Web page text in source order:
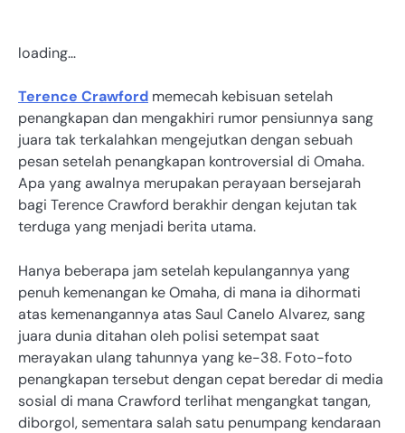
loading…
Terence Crawford memecah kebisuan setelah
penangkapan dan mengakhiri rumor pensiunnya sang
juara tak terkalahkan mengejutkan dengan sebuah
pesan setelah penangkapan kontroversial di Omaha.
Apa yang awalnya merupakan perayaan bersejarah
bagi Terence Crawford berakhir dengan kejutan tak
terduga yang menjadi berita utama.
Hanya beberapa jam setelah kepulangannya yang
penuh kemenangan ke Omaha, di mana ia dihormati
atas kemenangannya atas Saul Canelo Alvarez, sang
juara dunia ditahan oleh polisi setempat saat
merayakan ulang tahunnya yang ke-38. Foto-foto
penangkapan tersebut dengan cepat beredar di media
sosial di mana Crawford terlihat mengangkat tangan,
diborgol, sementara salah satu penumpang kendaraan